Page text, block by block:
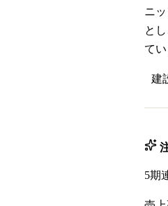
ニ
と
て
建
5期